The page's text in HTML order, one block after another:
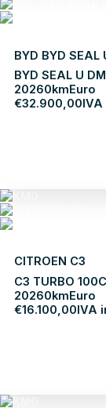
BYD BYD SEAL
BYD SEAL U
20260kmEuro
€32.900,00
CITROEN C3
C3 TURBO
20260kmEuro
€16.100,00IVA